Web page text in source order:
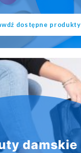
dostępne produkty
damskie